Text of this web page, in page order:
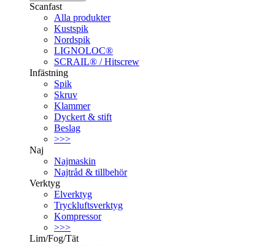
Scanfast
Alla produkter
Kustspik
Nordspik
LIGNOLOC®
SCRAIL® / Hitscrew
Infästning
Spik
Skruv
Klammer
Dyckert & stift
Beslag
>>>
Naj
Najmaskin
Najtråd & tillbehör
Verktyg
Elverktyg
Tryckluftsverktyg
Kompressor
>>>
Lim/Fog/Tät